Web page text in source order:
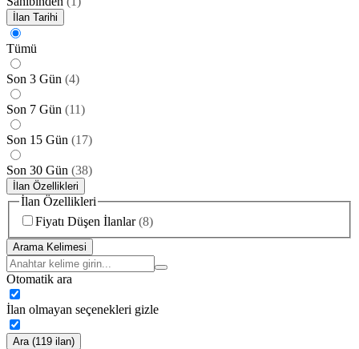
İlan Tarihi
Tümü
Son 3 Gün (4)
Son 7 Gün (11)
Son 15 Gün (17)
Son 30 Gün (38)
İlan Özellikleri
İlan Özellikleri
Fiyatı Düşen İlanlar (8)
Arama Kelimesi
Otomatik ara
İlan olmayan seçenekleri gizle
Ara (119 ilan)